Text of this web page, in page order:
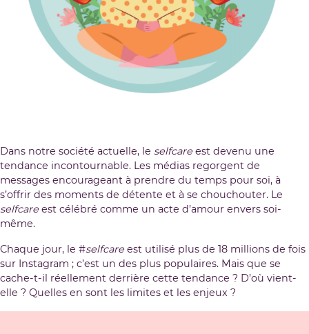
Dans notre société actuelle, le selfcare est devenu une
tendance incontournable. Les médias regorgent de
messages encourageant à prendre du temps pour soi, à
s’offrir des moments de détente et à se chouchouter. Le
selfcare est célébré comme un acte d’amour envers soi-
même.
Chaque jour, le #selfcare est utilisé plus de 18 millions de fois
sur Instagram ; c’est un des plus populaires. Mais que se
cache-t-il réellement derrière cette tendance ? D’où vient-
elle ? Quelles en sont les limites et les enjeux ?